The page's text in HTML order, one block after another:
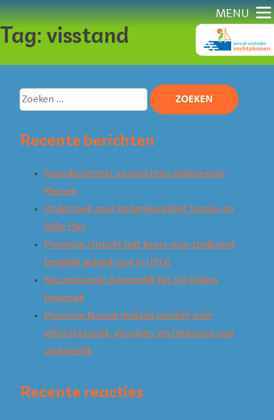
naar
content
MENU
Tag:visstand
Zoeken
naar:
Recente berichten
Avondschermer vaartochten Ankeveense
Plassen
Onderzoek naar bodemkwaliteit Vuntus en
Stille Plas
Provincie Utrecht legt koers voor toekomst
landelijk gebied vast in UPLG
Reconstructie Scheendijk ligt stil tijdens
bouwvak
Provincie Noord-Holland positief over
stikstofaanpak, gevolgen Vechtplassen nog
onduidelijk
Recente reacties